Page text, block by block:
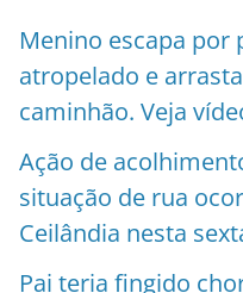
Menino escapa por
atropelado e
caminhão. Veja
Ação de
situação de rua
Ceilândia nesta
Pai teria fingido